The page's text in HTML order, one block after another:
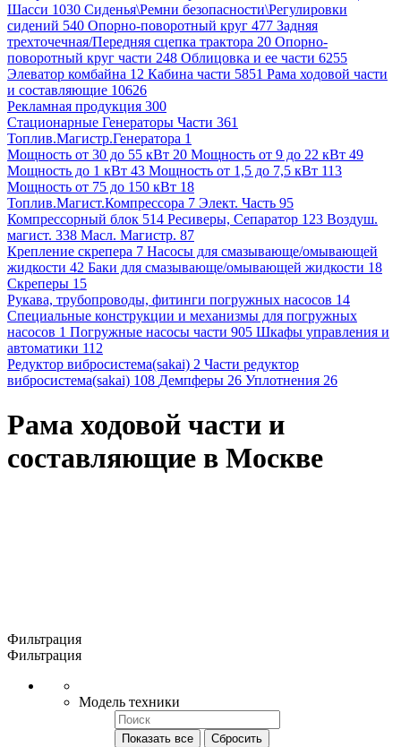
Шасси 1030 Сиденья\Ремни безопасности\Регулировки
сидений 540 Опорно-поворотный круг 477 Задняя
трехточечная/Передняя сцепка трактора 20 Опорно-
поворотный круг части 248 Облицовка и ее части 6255
Элеватор комбайна 12 Кабина части 5851 Рама ходовой части
и составляющие 10626
Рекламная продукция 300
Стационарные Генераторы Части 361
Топлив.Магистр.Генератора 1
Мощность от 30 до 55 кВт 20 Мощность от 9 до 22 кВт 49
Мощность до 1 кВт 43 Мощность от 1,5 до 7,5 кВт 113
Мощность от 75 до 150 кВт 18
Топлив.Магист.Компрессора 7 Элект. Часть 95
Компрессорный блок 514 Ресиверы, Сепаратор 123 Воздуш.
магист. 338 Масл. Магистр. 87
Крепление скрепера 7 Насосы для смазывающе/омывающей
жидкости 42 Баки для смазывающе/омывающей жидкости 18
Скреперы 15
Рукава, трубопроводы, фитинги погружных насосов 14
Специальные конструкции и механизмы для погружных
насосов 1 Погружные насосы части 905 Шкафы управления и
автоматики 112
Редуктор вибросистема(sakai) 2 Части редуктор
вибросистема(sakai) 108 Демпферы 26 Уплотнения 26
Рама ходовой части и
составляющие в Москве
Фильтрация
Фильтрация
Модель техники
Показать все Сбросить